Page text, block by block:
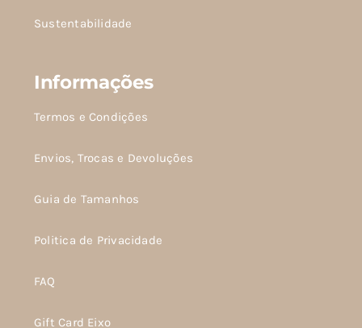
Sustentabilidade
Informações
Termos e Condições
Envios, Trocas e Devoluções
Guia de Tamanhos
Politica de Privacidade
FAQ
Gift Card Eixo